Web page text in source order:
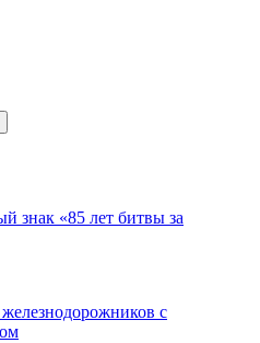
знак «85 лет битвы за
с